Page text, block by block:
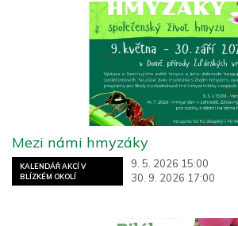
KALENDÁŘ AKCÍ V
BLÍZKÉM OKOLÍ
9. 5. 2026 15:00
30. 9. 2026 17:00
Mezi námi hmyzáky